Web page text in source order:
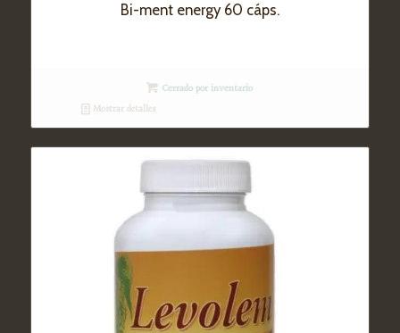
Bi-ment energy 60 cáps.
Cerrado por inventario
Mostrar detalles